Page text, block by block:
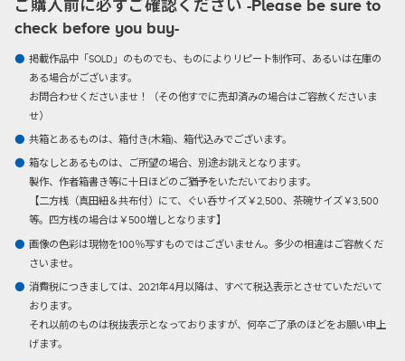
ご購入前に必ずご確認ください -Please be sure to
check before you buy-
掲載作品中「SOLD」のものでも、ものによりリピート制作可、あるいは在庫の
ある場合がございます。
お問合わせくださいませ！（その他すでに売却済みの場合はご容赦くださいま
せ）
共箱とあるものは、箱付き(木箱)、箱代込みでございます。
箱なしとあるものは、ご所望の場合、別途お誂えとなります。
製作、作者箱書き等に十日ほどのご猶予をいただいております。
【二方桟（真田紐＆共布付）にて、ぐい呑サイズ￥2,500、茶碗サイズ￥3,500
等。四方桟の場合は￥500増しとなります】
画像の色彩は現物を100％写すものではございません。多少の相違はご容赦くだ
さいませ。
消費税につきましては、2021年4月以降は、すべて税込表示とさせていただいて
おります。
それ以前のものは税抜表示となっておりますが、何卒ご了承のほどをお願い申上
げます。